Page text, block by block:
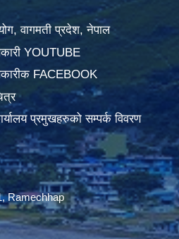
वागमती प्रदेश, नेपाल
YOUTUBE
FACEBOOK
प्रमुखहरुको सम्पर्क विवरण
Ramechhap